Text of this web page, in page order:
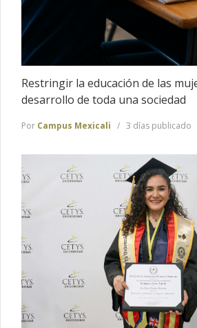
Restringir la educación de las
desarrollo de toda una sociedad
Por Campus Mexicali 3 días publicado